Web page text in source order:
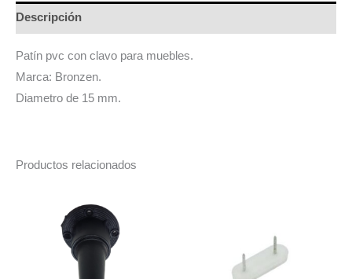
MM
BASE
DE
MUEBLE
Descripción
Patín pvc con clavo para muebles.
Marca: Bronzen.
Diametro de 15 mm.
Productos relacionados